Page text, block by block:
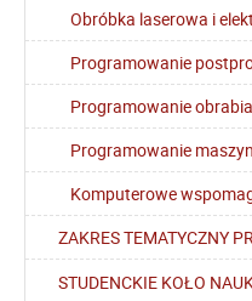
Obróbka laserowa i
Programowanie
Programowanie
Programowanie
Komputerowe
ZAKRES TEMATYCZNY
STUDENCKIE KOŁO